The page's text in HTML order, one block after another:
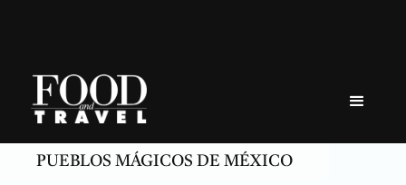
PUEBLOS MÁGICOS DE MÉXICO